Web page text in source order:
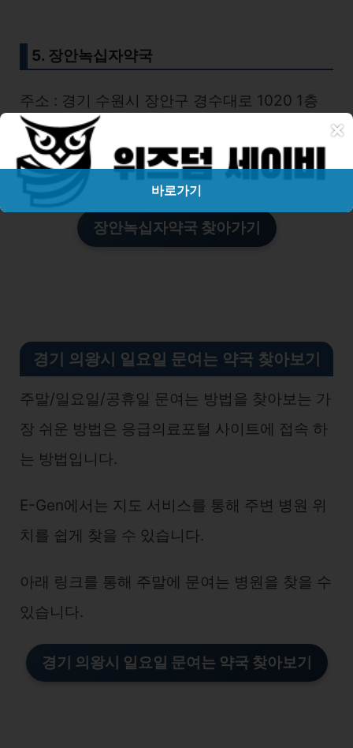
5. 장안녹십자약국
주소 : 경기 수원시 장안구 경수대로 1020 1층
장안녹십자약국
번호 : 031-242-5466
장안녹십자약국 찾아가기
경기 의왕시 일요일 문여는 약국 찾아보기
주말/일요일/공휴일 문여는 방법을 찾아보는 가
장 쉬운 방법은 응급의료포털 사이트에 접속 하
는 방법입니다.
E-Gen에서는 지도 서비스를 통해 주변 병원 위
치를 쉽게 찾을 수 있습니다.
아래 링크를 통해 주말에 문여는 병원을 찾을 수
있습니다.
경기 의왕시 일요일 문여는 약국 찾아보기
×
바로가기